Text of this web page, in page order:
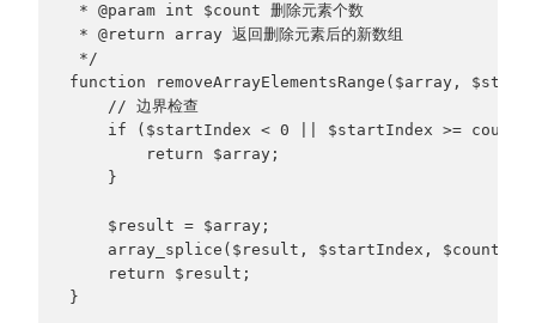
* @param int $count 删除元素个数
* @return array 返回删除元素后的新数组
*/
function removeArrayElementsRange($array,
// 边界检查
if ($startIndex < 0 || $startIndex >=
return $array;
}
$result = $array;
array_splice($result, $startIndex, $count);
return $result;
}